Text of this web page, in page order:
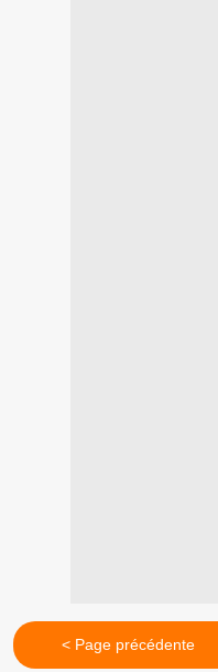
< Page précédente